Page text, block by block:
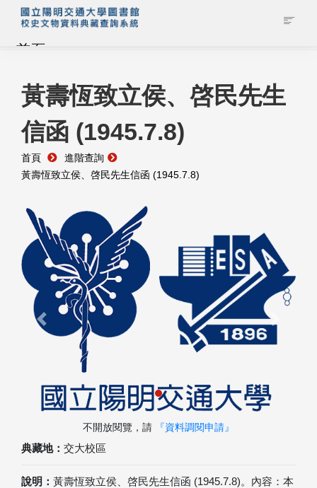
首頁
藏品查詢
校史館簡介
藏品清單全覽
資料調閱申請
管理者登入
黃壽恆致立侯、啓民先生
信函 (1945.7.8)
首頁
進階查詢
黃壽恆致立侯、啓民先生信函 (1945.7.8)
典藏地： 交大校區
說明： 黃壽恆致立侯、啓民先生信函 (1945.7.8)。內容：本
Previous Next
不開放閱覽，請 『資料調閱申請』